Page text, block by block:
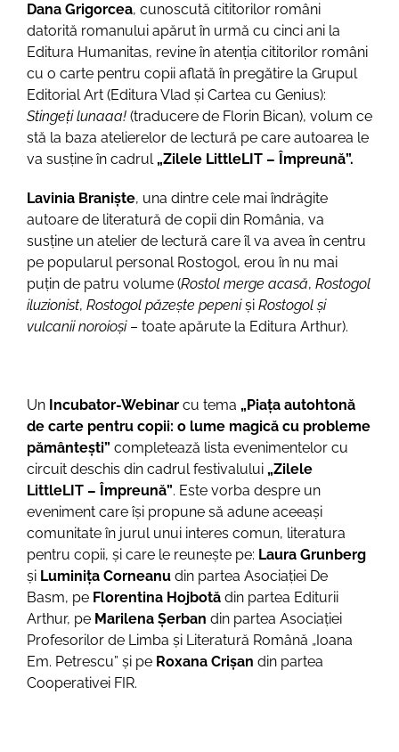
Dana Grigorcea, cunoscută cititorilor români
datorită romanului apărut în urmă cu cinci ani la
Editura Humanitas, revine în atenția cititorilor români
cu o carte pentru copii aflată în pregătire la Grupul
Editorial Art (Editura Vlad și Cartea cu Genius):
Stingeți lunaaa! (traducere de Florin Bican), volum ce
stă la baza atelierelor de lectură pe care autoarea le
va susține în cadrul „Zilele LittleLIT – Împreună”.
Lavinia Braniște, una dintre cele mai îndrăgite
autoare de literatură de copii din România, va
susține un atelier de lectură care îl va avea în centru
pe popularul personal Rostogol, erou în nu mai
puțin de patru volume (Rostol merge acasă, Rostogol
iluzionist, Rostogol păzește pepeniși Rostogol și
vulcanii noroioși– toate apărute la Editura Arthur).
Un Incubator-Webinar cu tema „Piața autohtonă
de carte pentru copii: o lume magică cu probleme
pământești” completează lista evenimentelor cu
circuit deschis din cadrul festivalului „Zilele
LittleLIT – Împreună”. Este vorba despre un
eveniment care își propune să adune aceeași
comunitate în jurul unui interes comun, literatura
pentru copii, și care le reunește pe: Laura Grunberg
și Luminița Corneanu din partea Asociației De
Basm, pe Florentina Hojbotă din partea Editurii
Arthur, pe Marilena Șerban din partea Asociației
Profesorilor de Limba și Literatură Română „Ioana
Em. Petrescu” și pe Roxana Crișan din partea
Cooperativei FIR.